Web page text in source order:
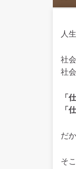
人
社
社
「
「
だ
そ